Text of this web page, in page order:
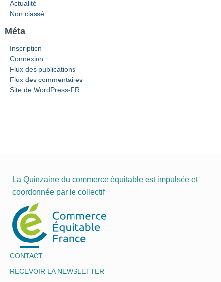
Actualité
Non classé
Méta
Inscription
Connexion
Flux des publications
Flux des commentaires
Site de WordPress-FR
La Quinzaine du commerce équitable est impulsée et
coordonnée par le collectif
CONTACT
RECEVOIR LA NEWSLETTER